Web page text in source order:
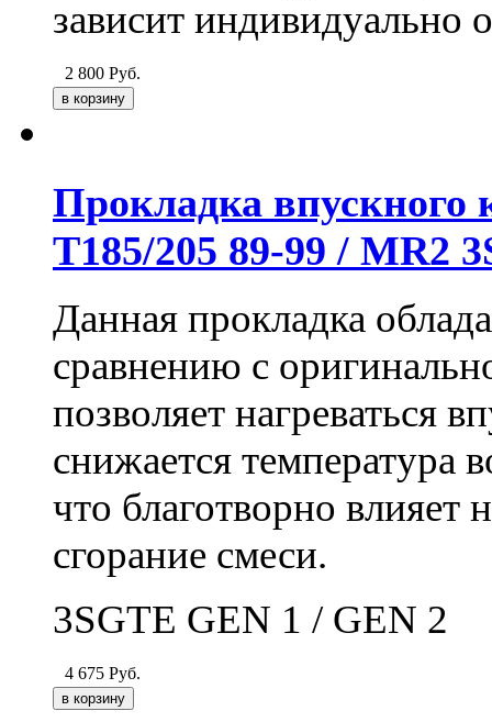
зависит индивидуально
2 800 Руб.
Прокладка впускного
Т185/205 89-99 / MR2
Данная прокладка
сравнению с
позволяет нагреваться
снижается температура
что благотворно влияет
сгорание смеси.
3SGTE GEN 1 / GEN 2
4 675 Руб.